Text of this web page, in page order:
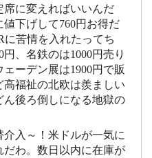
席に変えればいいんだ
値下げして760円お得だ
に苦情を入れたってち
、名鉄のは1000円売り
ーデン展は1900円で販
福祉の北欧は羨ましい
後ろ倒しになる地獄の
入～！米ドルが一気に
わ。数日以内に在庫が